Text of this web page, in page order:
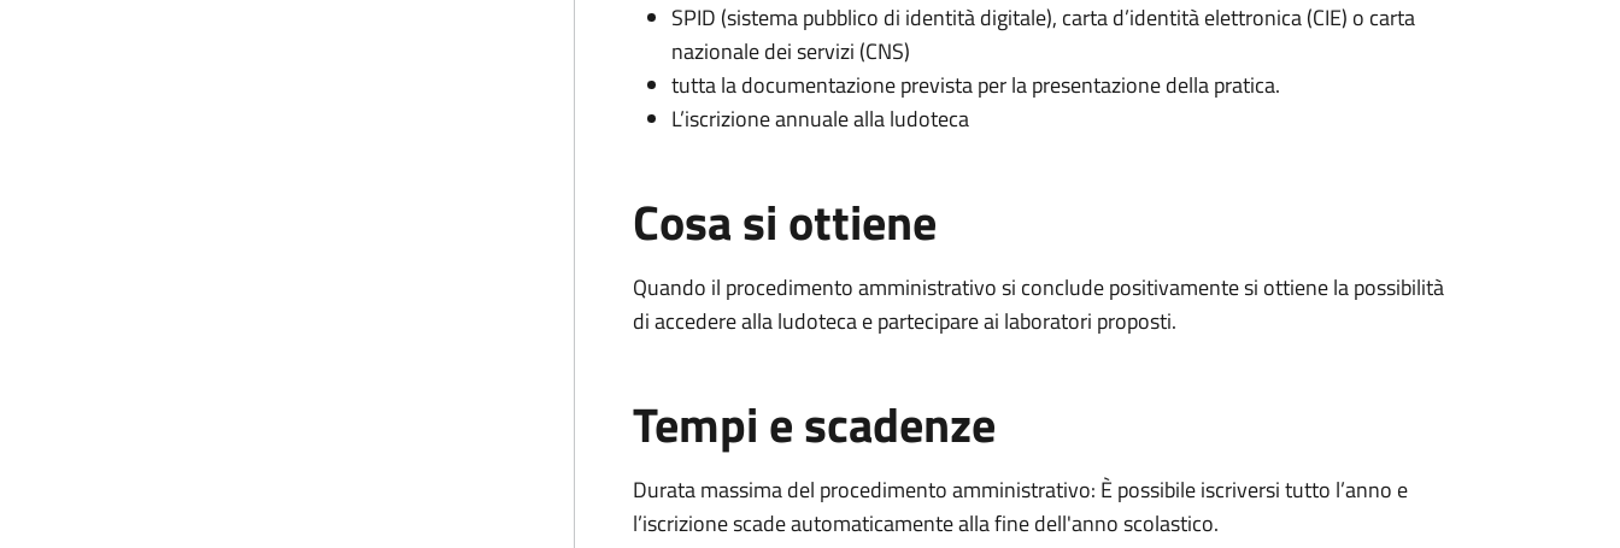
SPID (sistema pubblico di identità digitale), carta d’identità elettronica (CIE) o carta
nazionale dei servizi (CNS)
tutta la documentazione prevista per la presentazione della pratica.
L’iscrizione annuale alla ludoteca
Cosa si ottiene
Quando il procedimento amministrativo si conclude positivamente si ottiene la possibilità
di accedere alla ludoteca e partecipare ai laboratori proposti.
Tempi e scadenze
Durata massima del procedimento amministrativo: È possibile iscriversi tutto l’anno e
l’iscrizione scade automaticamente alla fine dell'anno scolastico.